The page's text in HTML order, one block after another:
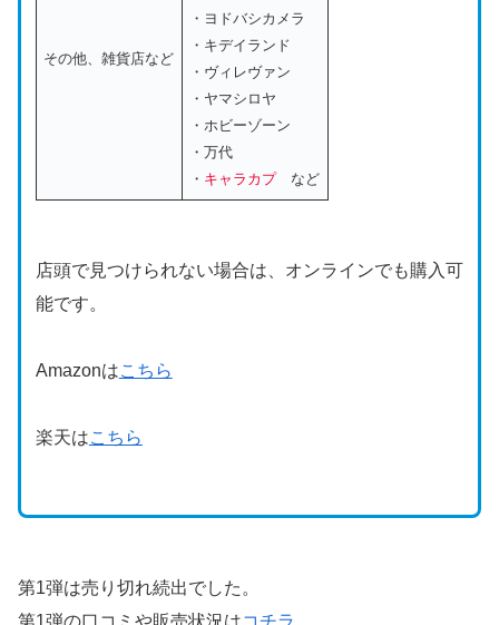
その他、雑貨店など
・ヨドバシカメラ
・キデイランド
・ヴィレヴァン
・ヤマシロヤ
・ホビーゾーン
・万代
・ キャラカプなど
店頭で見つけられない場合は、オンラインでも購入可
能です。
Amazonはこちら
楽天はこちら
第1弾は売り切れ続出でした。
第1弾の口コミや販売状況はコチラ